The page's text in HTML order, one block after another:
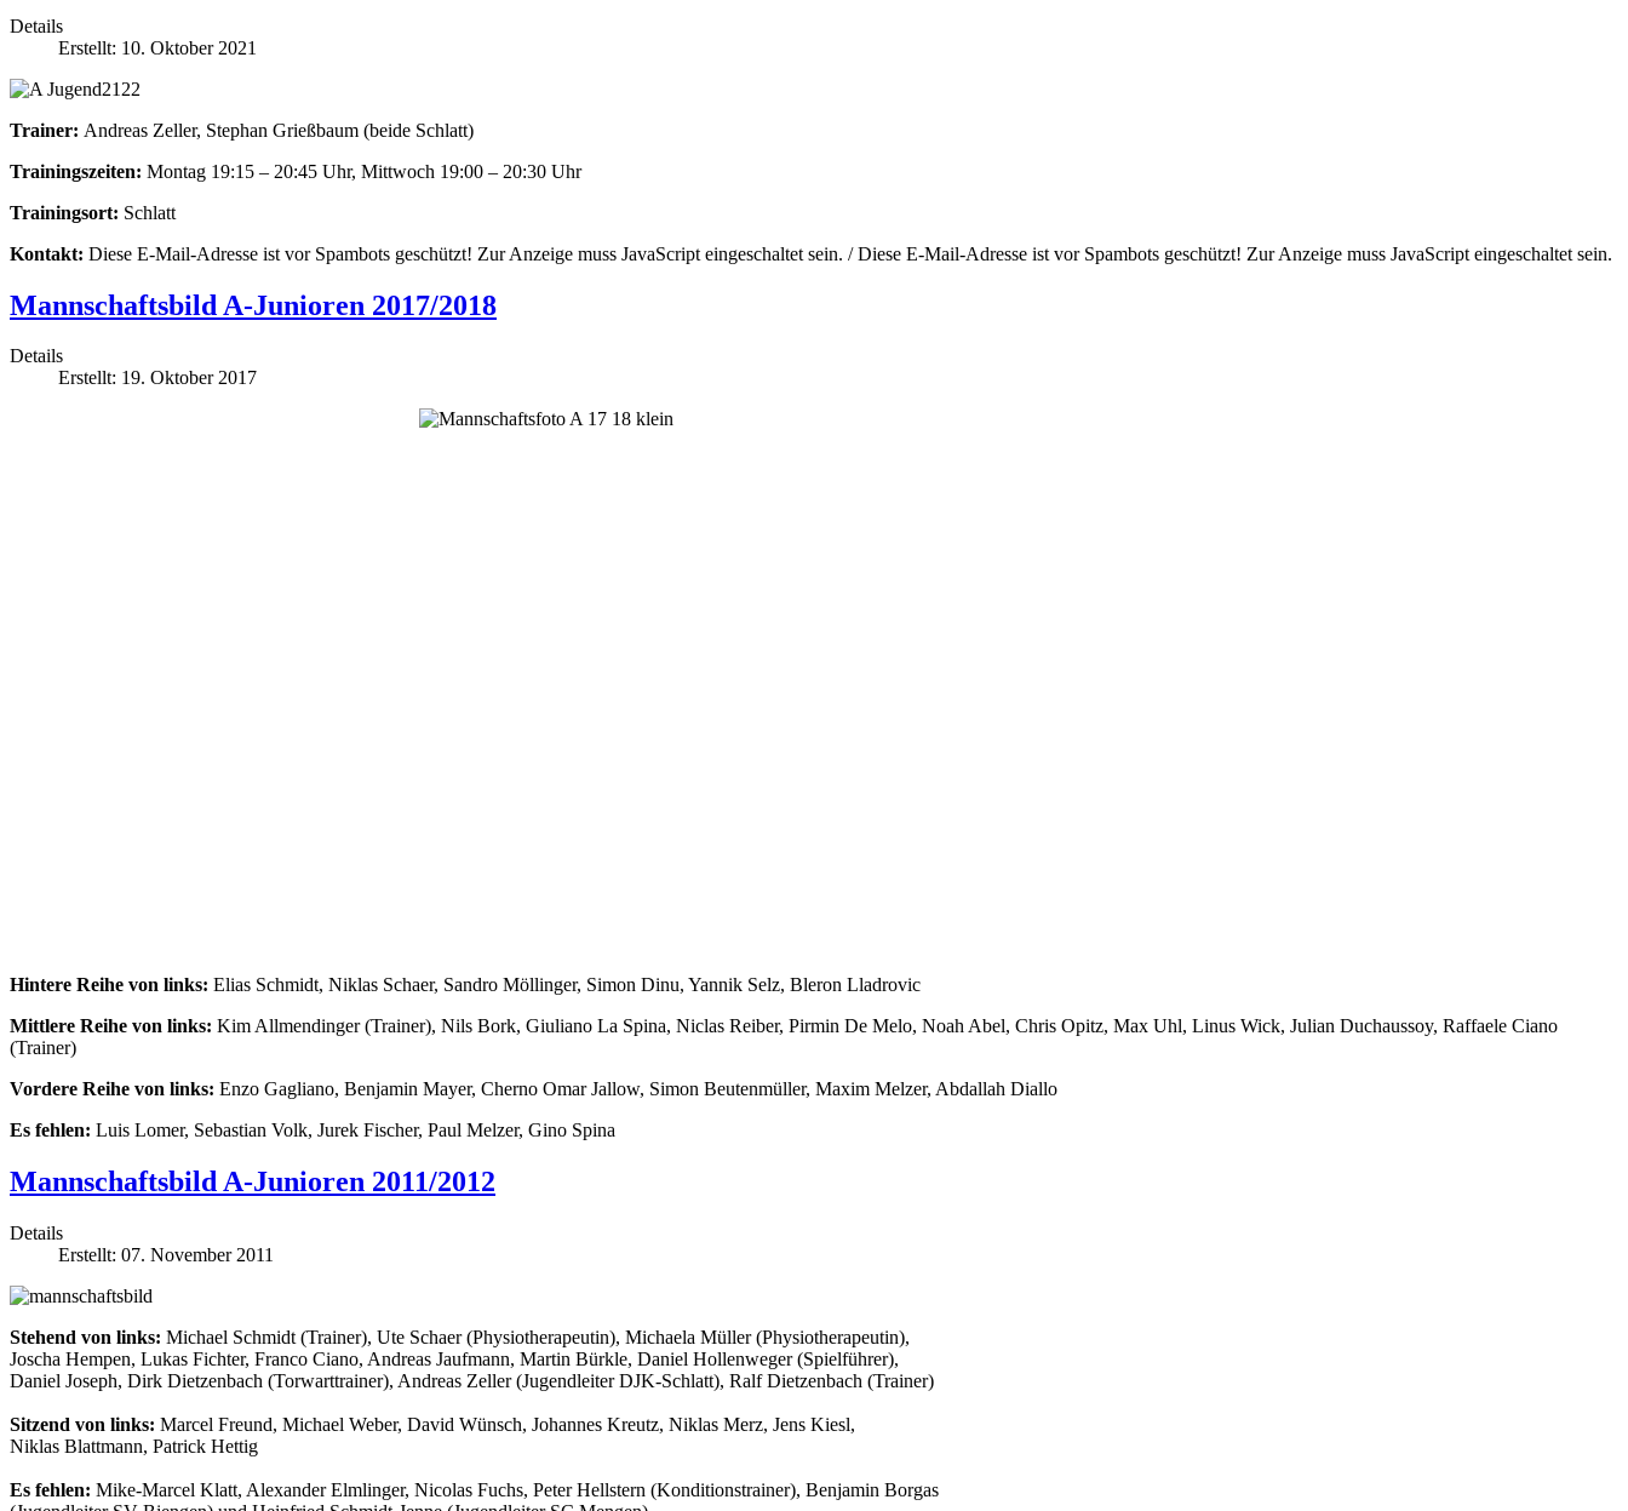
Details
Erstellt: 10. Oktober 2021
Trainer: Andreas Zeller, Stephan Grießbaum (beide Schlatt)
Trainingszeiten: Montag 19:15 – 20:45 Uhr, Mittwoch 19:00 – 20:30 Uhr
Trainingsort: Schlatt
Kontakt: Diese E-Mail-Adresse ist vor Spambots geschützt! Zur Anzeige muss JavaScript eingeschaltet sein. /Diese E-Mail-Adresse ist vor Spambots geschützt! Zur Anzeige muss JavaScript eingeschaltet sein.
Mannschaftsbild A-Junioren 2017/2018
Details
Erstellt: 19. Oktober 2017
Hintere Reihe von links: Elias Schmidt, Niklas Schaer, Sandro Möllinger, Simon Dinu, Yannik Selz, Bleron Lladrovic
Mittlere Reihe von links: Kim Allmendinger (Trainer), Nils Bork, Giuliano La Spina, Niclas Reiber, Pirmin De Melo, Noah Abel, Chris Opitz, Max Uhl, Linus Wick, Julian Duchaussoy, Raffaele Ciano
(Trainer)
Vordere Reihe von links: Enzo Gagliano, Benjamin Mayer, Cherno Omar Jallow, Simon Beutenmüller, Maxim Melzer, Abdallah Diallo
Es fehlen: Luis Lomer, Sebastian Volk, Jurek Fischer, Paul Melzer, Gino Spina
Mannschaftsbild A-Junioren 2011/2012
Details
Erstellt: 07. November 2011
Stehend von links: Michael Schmidt (Trainer), Ute Schaer (Physiotherapeutin), Michaela Müller (Physiotherapeutin),
Joscha Hempen, Lukas Fichter, Franco Ciano, Andreas Jaufmann, Martin Bürkle, Daniel Hollenweger (Spielführer),
Daniel Joseph, Dirk Dietzenbach (Torwarttrainer), Andreas Zeller (Jugendleiter DJK-Schlatt), Ralf Dietzenbach (Trainer)
Sitzend von links: Marcel Freund, Michael Weber, David Wünsch, Johannes Kreutz, Niklas Merz, Jens Kiesl,
Niklas Blattmann, Patrick Hettig
Es fehlen: Mike-Marcel Klatt, Alexander Elmlinger, Nicolas Fuchs, Peter Hellstern (Konditionstrainer), Benjamin Borgas